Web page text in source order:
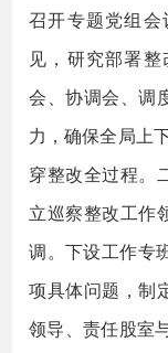
召开专题党组
见，研究部署
会、协调会、调
力，确保全局上
穿整改全过程。
立巡察整改工作
调。下设工作专
项具体问题，制
领导、责任股室